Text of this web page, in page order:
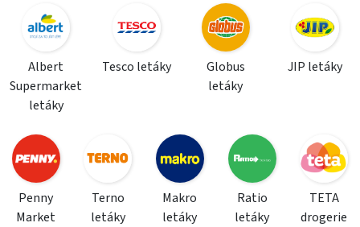
Albert
Supermarket
letáky
Tesco letáky
Globus
letáky
JIP letáky
Penny
Market
Terno
letáky
Makro
letáky
Ratio
letáky
TETA
drogerie